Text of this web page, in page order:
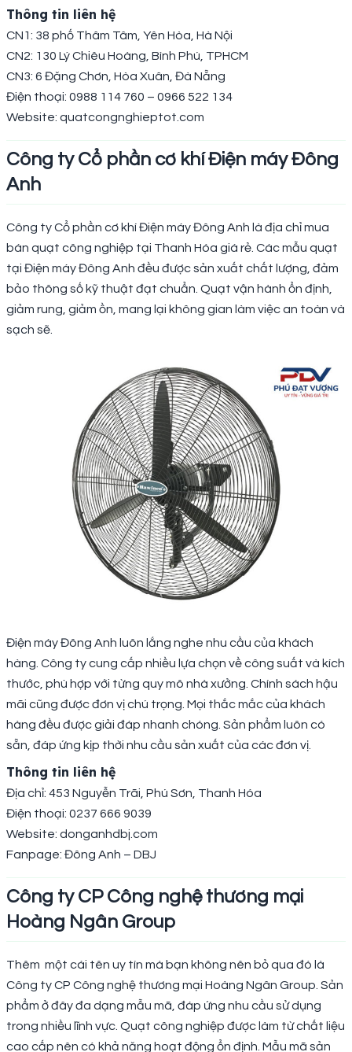
Thông tin liên hệ
CN1: 38 phố Thâm Tâm, Yên Hòa, Hà Nội
CN2: 130 Lý Chiêu Hoàng, Bình Phú, TPHCM
CN3: 6 Đặng Chơn, Hòa Xuân, Đà Nẵng
Điện thoại: 0988 114 760 – 0966 522 134
Website: quatcongnghieptot.com
Công ty Cổ phần cơ khí Điện máy Đông
Anh
Công ty Cổ phần cơ khí Điện máy Đông Anh là địa chỉ mua
bán quạt công nghiệp tại Thanh Hóa giá rẻ. Các mẫu quạt
tại Điện máy Đông Anh đều được sản xuất chất lượng, đảm
bảo thông số kỹ thuật đạt chuẩn. Quạt vận hành ổn định,
giảm rung, giảm ồn, mang lại không gian làm việc an toàn và
sạch sẽ.
Điện máy Đông Anh luôn lắng nghe nhu cầu của khách
hàng. Công ty cung cấp nhiều lựa chọn về công suất và kích
thước, phù hợp với từng quy mô nhà xưởng. Chính sách hậu
mãi cũng được đơn vị chú trọng. Mọi thắc mắc của khách
hàng đều được giải đáp nhanh chóng. Sản phẩm luôn có
sẵn, đáp ứng kịp thời nhu cầu sản xuất của các đơn vị.
Thông tin liên hệ
Địa chỉ: 453 Nguyễn Trãi, Phú Sơn, Thanh Hóa
Điện thoại: 0237 666 9039
Website: donganhdbj.com
Fanpage: Đông Anh – DBJ
Công ty CP Công nghệ thương mại
Hoàng Ngân Group
Thêm một cái tên uy tín mà bạn không nên bỏ qua đó là
Công ty CP Công nghệ thương mại Hoàng Ngân Group. Sản
phẩm ở đây đa dạng mẫu mã, đáp ứng nhu cầu sử dụng
trong nhiều lĩnh vực. Quạt công nghiệp được làm từ chất liệu
cao cấp nên có khả năng hoạt động ổn định. Mẫu mã sản